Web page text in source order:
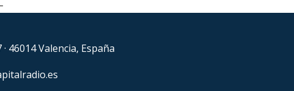
46014 Valencia, España